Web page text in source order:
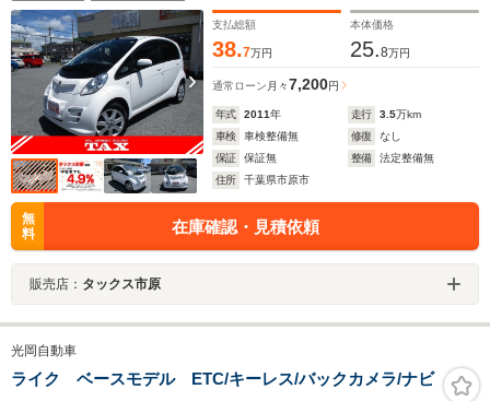
支払総額
38.7万円
本体価格
25.8万円
通常ローン 月々7,200円
年式 2011年 走行 3.5万km
車検
車検整備無 修復
なし
保証
保証無 整備
法定整備無
住所
千葉県市原市
無
料
在庫確認・見積依頼
販売店： タックス市原
光岡自動車
ライク ベースモデル ETC/キーレス/バックカメラ/ナビ